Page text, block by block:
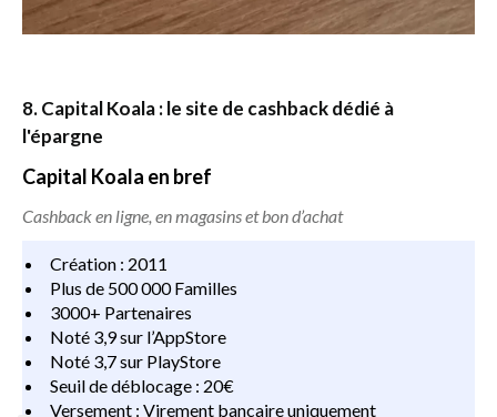
8. Capital Koala : le site de cashback dédié à
l'épargne
Capital Koala en bref
Cashback en ligne, en magasins et bon d’achat
Création : 2011
Plus de 500 000 Familles
3000+ Partenaires
Noté 3,9 sur l’AppStore
Noté 3,7 sur PlayStore
Seuil de déblocage : 20€
Versement : Virement bancaire uniquement